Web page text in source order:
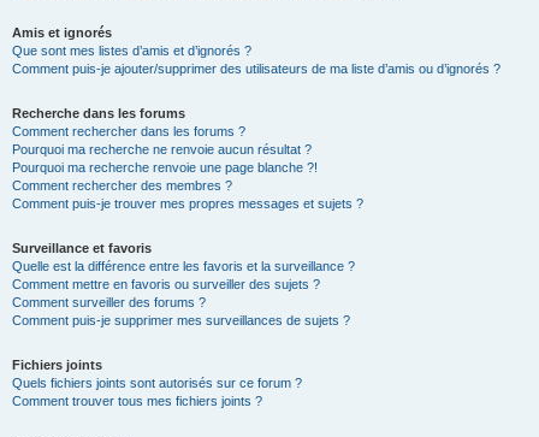
Amis et ignorés
Que sont mes listes d’amis et d’ignorés ?
Comment puis-je ajouter/supprimer des utilisateurs de ma liste d’amis ou d’ignorés ?
Recherche dans les forums
Comment rechercher dans les forums ?
Pourquoi ma recherche ne renvoie aucun résultat ?
Pourquoi ma recherche renvoie une page blanche ?!
Comment rechercher des membres ?
Comment puis-je trouver mes propres messages et sujets ?
Surveillance et favoris
Quelle est la différence entre les favoris et la surveillance ?
Comment mettre en favoris ou surveiller des sujets ?
Comment surveiller des forums ?
Comment puis-je supprimer mes surveillances de sujets ?
Fichiers joints
Quels fichiers joints sont autorisés sur ce forum ?
Comment trouver tous mes fichiers joints ?